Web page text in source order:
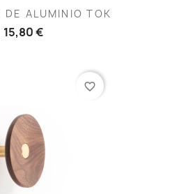
DE ALUMINIO TOK
15,80 €
favorite_border